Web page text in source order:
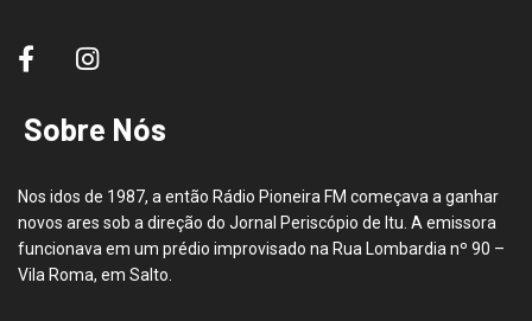
Sobre Nós
Nos idos de 1987, a então Rádio Pioneira FM começava a ganhar
novos ares sob a direção do Jornal Periscópio de Itu. A emissora
funcionava em um prédio improvisado na Rua Lombardia nº 90 –
Vila Roma, em Salto.